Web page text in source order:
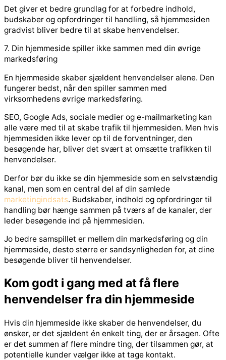
Det giver et bedre grundlag for at forbedre indhold,
budskaber og opfordringer til handling, så hjemmesiden
gradvist bliver bedre til at skabe henvendelser.
7. Din hjemmeside spiller ikke sammen med din øvrige
markedsføring
En hjemmeside skaber sjældent henvendelser alene. Den
fungerer bedst, når den spiller sammen med
virksomhedens øvrige markedsføring.
SEO, Google Ads, sociale medier og e-mailmarketing kan
alle være med til at skabe trafik til hjemmesiden. Men hvis
hjemmesiden ikke lever op til de forventninger, den
besøgende har, bliver det svært at omsætte trafikken til
henvendelser.
Derfor bør du ikke se din hjemmeside som en selvstændig
kanal, men som en central del af din samlede
marketingindsats. Budskaber, indhold og opfordringer til
handling bør hænge sammen på tværs af de kanaler, der
leder besøgende ind på hjemmesiden.
Jo bedre samspillet er mellem din markedsføring og din
hjemmeside, desto større er sandsynligheden for, at dine
besøgende bliver til henvendelser.
Kom godt i gang med at få flere
henvendelser fra din hjemmeside
Hvis din hjemmeside ikke skaber de henvendelser, du
ønsker, er det sjældent én enkelt ting, der er årsagen. Ofte
er det summen af flere mindre ting, der tilsammen gør, at
potentielle kunder vælger ikke at tage kontakt.